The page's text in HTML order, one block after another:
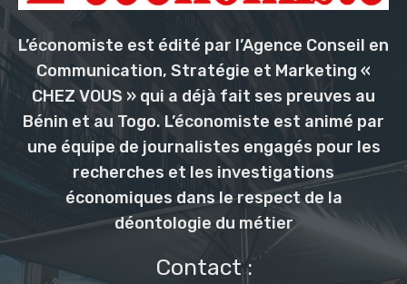
L’économiste est édité par l’Agence Conseil en
Communication, Stratégie et Marketing «
CHEZ VOUS » qui a déjà fait ses preuves au
Bénin et au Togo. L’économiste est animé par
une équipe de journalistes engagés pour les
recherches et les investigations
économiques dans le respect de la
déontologie du métier
Contact :